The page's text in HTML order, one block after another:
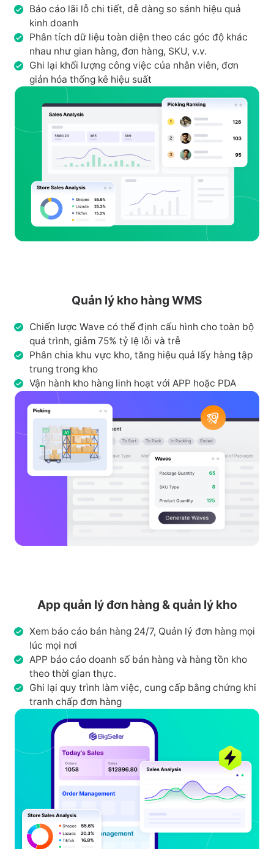
Báo cáo lãi lỗ chi tiết, dễ dàng so sánh hiệu quả
kinh doanh
Phân tích dữ liệu toàn diện theo các góc độ khác
nhau như gian hàng, đơn hàng, SKU, v.v.
Ghi lại khối lượng công việc của nhân viên, đơn
giản hóa thống kê hiệu suất
Quản lý kho hàng WMS
Chiến lược Wave có thể định cấu hình cho toàn bộ
quá trình, giảm 75% tỷ lệ lỗi và trễ
Phân chia khu vực kho, tăng hiệu quả lấy hàng tập
trung trong kho
Vận hành kho hàng linh hoạt với APP hoặc PDA
App quản lý đơn hàng & quản lý kho
Xem báo cáo bán hàng 24/7, Quản lý đơn hàng mọi
lúc mọi nơi
APP báo cáo doanh số bán hàng và hàng tồn kho
theo thời gian thực.
Ghi lại quy trình làm việc, cung cấp bằng chứng khi
tranh chấp đơn hàng